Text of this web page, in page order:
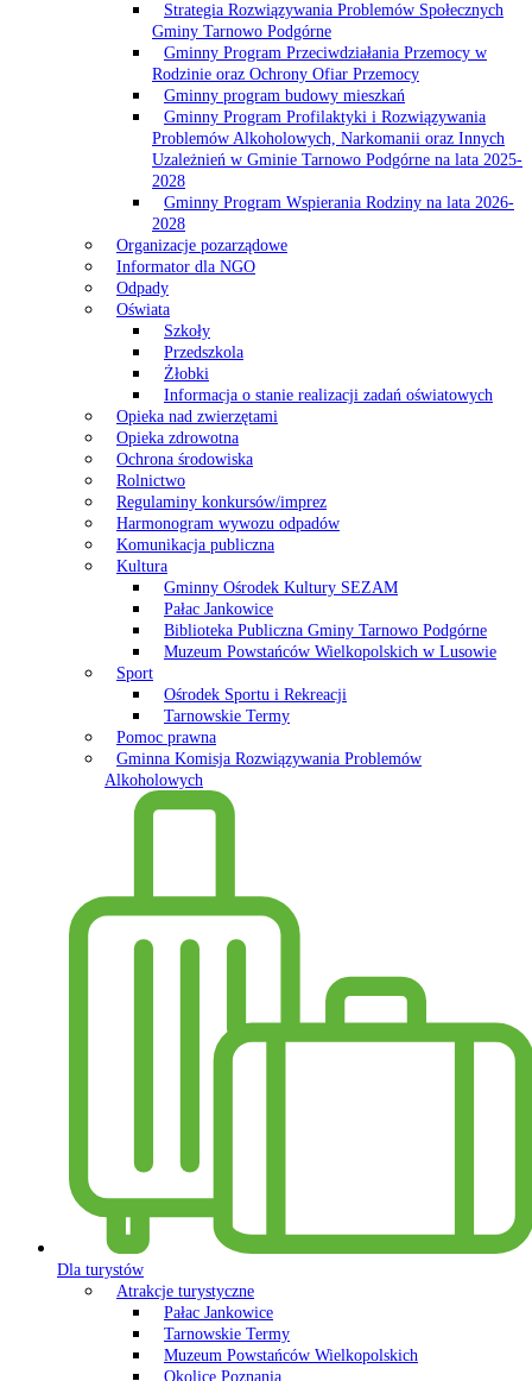
Strategia Rozwiązywania Problemów Społecznych
Gminy Tarnowo Podgórne
Gminny Program Przeciwdziałania Przemocy w
Rodzinie oraz Ochrony Ofiar Przemocy
Gminny program budowy mieszkań
Gminny Program Profilaktyki i Rozwiązywania
Problemów Alkoholowych, Narkomanii oraz Innych
Uzależnień w Gminie Tarnowo Podgórne na lata 2025-
2028
Gminny Program Wspierania Rodziny na lata 2026-
2028
Organizacje pozarządowe
Informator dla NGO
Odpady
Oświata
Szkoły
Przedszkola
Żłobki
Informacja o stanie realizacji zadań oświatowych
Opieka nad zwierzętami
Opieka zdrowotna
Ochrona środowiska
Rolnictwo
Regulaminy konkursów/imprez
Harmonogram wywozu odpadów
Komunikacja publiczna
Kultura
Gminny Ośrodek Kultury SEZAM
Pałac Jankowice
Biblioteka Publiczna Gminy Tarnowo Podgórne
Muzeum Powstańców Wielkopolskich w Lusowie
Sport
Ośrodek Sportu i Rekreacji
Tarnowskie Termy
Pomoc prawna
Gminna Komisja Rozwiązywania Problemów
Alkoholowych
Dla turystów
Atrakcje turystyczne
Pałac Jankowice
Tarnowskie Termy
Muzeum Powstańców Wielkopolskich
Okolice Poznania